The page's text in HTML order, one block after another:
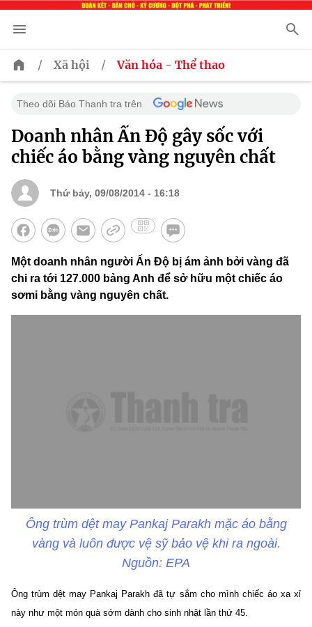
/ Xã hội / Văn hóa - Thể thao
Theo dõi Báo Thanh tra trên
Doanh nhân Ấn Độ gây sốc với
chiếc áo bằng vàng nguyên chất
Thứ bảy, 09/08/2014 - 16:18
Một doanh nhân người Ấn Độ bị ám ảnh bởi vàng đã
chi ra tới 127.000 bảng Anh để sở hữu một chiếc áo
sơmi bằng vàng nguyên chất.
Ông trùm dệt may Pankaj Parakh mặc áo bằng
vàng và luôn được vệ sỹ bảo vệ khi ra ngoài.
Nguồn: EPA
Ông trùm dệt may Pankaj Parakh đã tự sắm cho mình chiếc áo xa xỉ
này như một món quà sớm dành cho sinh nhật lần thứ 45.